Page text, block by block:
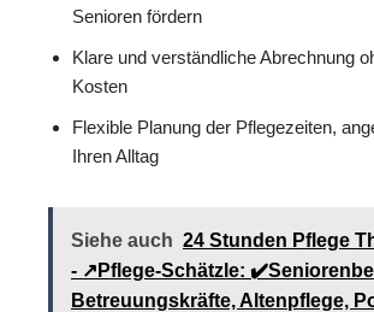
Senioren fördern
Klare und verständliche Abrechnung
Kosten
Flexible Planung der Pflegezeiten,
Ihren Alltag
Siehe auch 24 Stunden Pflege
- ↗️Pflege-Schätzle:
Betreuungskräfte, Altenpflege,